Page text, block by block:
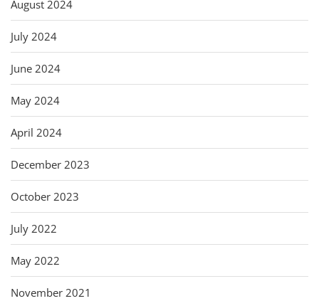
August 2024
July 2024
June 2024
May 2024
April 2024
December 2023
October 2023
July 2022
May 2022
November 2021